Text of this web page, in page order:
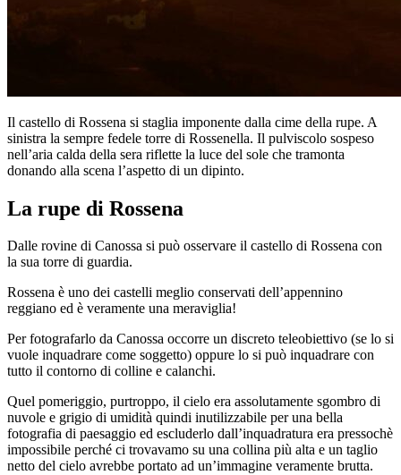
Il castello di Rossena si staglia imponente dalla cime della rupe. A
sinistra la sempre fedele torre di Rossenella. Il pulviscolo sospeso
nell’aria calda della sera riflette la luce del sole che tramonta
donando alla scena l’aspetto di un dipinto.
La rupe di Rossena
Dalle rovine di Canossa si può osservare il castello di Rossena con
la sua torre di guardia.
Rossena è uno dei castelli meglio conservati dell’appennino
reggiano ed è veramente una meraviglia!
Per fotografarlo da Canossa occorre un discreto teleobiettivo (se lo si
vuole inquadrare come soggetto) oppure lo si può inquadrare con
tutto il contorno di colline e calanchi.
Quel pomeriggio, purtroppo, il cielo era assolutamente sgombro di
nuvole e grigio di umidità quindi inutilizzabile per una bella
fotografia di paesaggio ed escluderlo dall’inquadratura era pressochè
impossibile perché ci trovavamo su una collina più alta e un taglio
netto del cielo avrebbe portato ad un’immagine veramente brutta.